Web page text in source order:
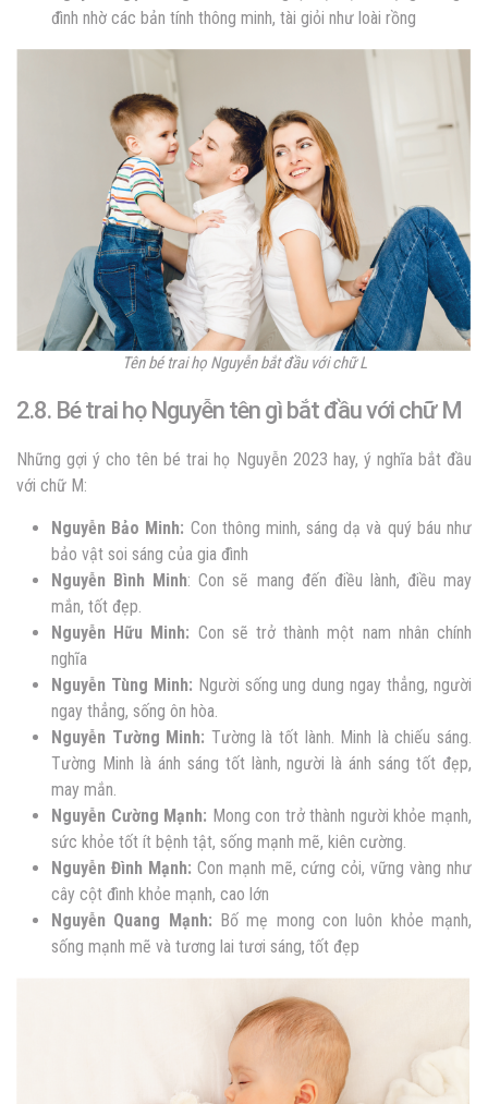
đình nhờ các bản tính thông minh, tài giỏi như loài rồng
Tên bé trai họ Nguyễn bắt đầu với chữ L
2.8. Bé trai họ Nguyễn tên gì bắt đầu với chữ M
Những gợi ý cho tên bé trai họ Nguyễn 2023 hay, ý nghĩa bắt đầu
với chữ M:
Nguyễn Bảo Minh: Con thông minh, sáng dạ và quý báu như
bảo vật soi sáng của gia đình
Nguyễn Bình Minh: Con sẽ mang đến điều lành, điều may
mắn, tốt đẹp.
Nguyễn Hữu Minh: Con sẽ trở thành một nam nhân chính
nghĩa
Nguyễn Tùng Minh: Người sống ung dung ngay thẳng, người
ngay thẳng, sống ôn hòa.
Nguyễn Tường Minh: Tường là tốt lành. Minh là chiếu sáng.
Tường Minh là ánh sáng tốt lành, người là ánh sáng tốt đẹp,
may mắn.
Nguyễn Cường Mạnh: Mong con trở thành người khỏe mạnh,
sức khỏe tốt ít bệnh tật, sống mạnh mẽ, kiên cường.
Nguyễn Đình Mạnh: Con mạnh mẽ, cứng cỏi, vững vàng như
cây cột đình khỏe mạnh, cao lớn
Nguyễn Quang Mạnh: Bố mẹ mong con luôn khỏe mạnh,
sống mạnh mẽ và tương lai tươi sáng, tốt đẹp